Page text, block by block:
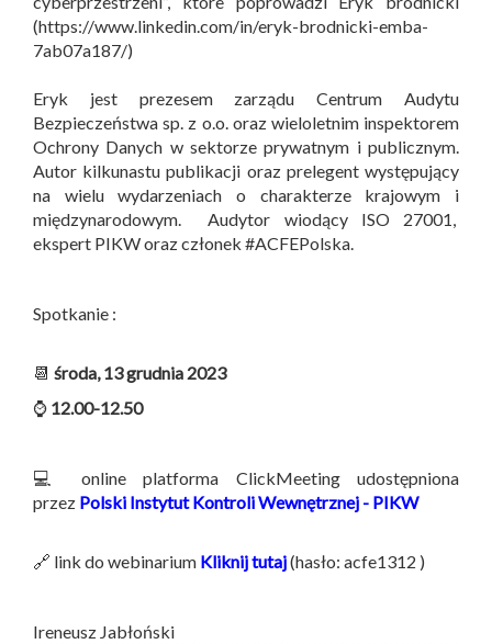
(https://www.linkedin.com/in/eryk-brodnicki-emba-
7ab07a187/)
Eryk jest prezesem zarządu Centrum Audytu
Bezpieczeństwa sp. z o.o. oraz wieloletnim inspektorem
Ochrony Danych w sektorze prywatnym i publicznym.
Autor kilkunastu publikacji oraz prelegent występujący
na wielu wydarzeniach o charakterze krajowym i
międzynarodowym. Audytor wiodący ISO 27001,
ekspert PIKW oraz członek #ACFEPolska.
Spotkanie :
📆 środa, 13 grudnia 2023
⌚ 12.00-12.50
💻 online platforma ClickMeeting udostępniona
przez Polski Instytut Kontroli Wewnętrznej - PIKW
🔗 link do webinarium Kliknij tutaj(hasło: acfe1312 )
Ireneusz Jabłoński